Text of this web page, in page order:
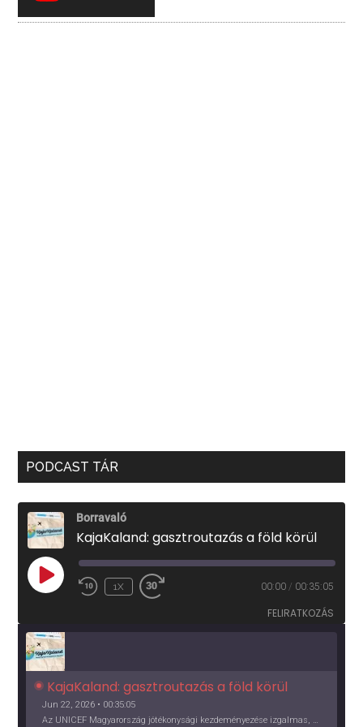
PODCAST TÁR
Borravaló
KajaKaland: gasztroutazás a föld körül
PLAY
EPISODE
1X 00:00 / 00:35:05
FELIRATKOZÁS
KajaKaland: gasztroutazás a föld körül
Jun 22, 2026 • 00:35:05
Az UNICEF Magyarország jótékonysági kezdeményezése izgalmas, egész éves világkörüli ízutazásra hív, igazi családi program és gasztroedukáció, illetve segítség a rászorulóknak is egyben.